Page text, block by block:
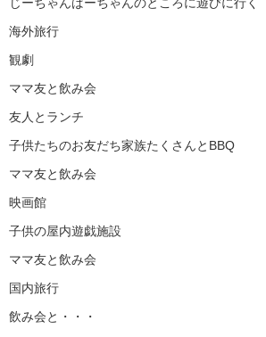
海外旅行
観劇
ママ友と飲み会
友人とランチ
子供たちのお友だち家族たくさんとBBQ
ママ友と飲み会
映画館
子供の屋内遊戯施設
ママ友と飲み会
国内旅行
飲み会と・・・